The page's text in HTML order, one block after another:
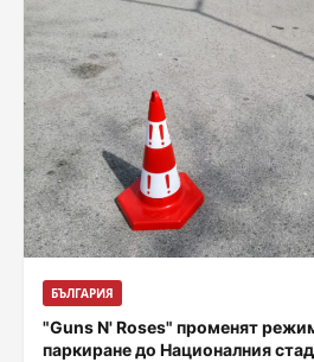
БЪЛГАРИЯ
"Guns N' Roses" променят
паркиране до Националния